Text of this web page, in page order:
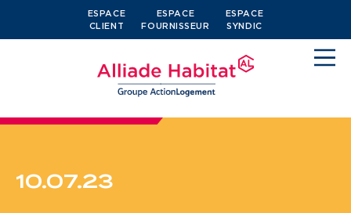
ESPACE
CLIENT
ESPACE
FOURNISSEUR
ESPACE
SYNDIC
10.07.23